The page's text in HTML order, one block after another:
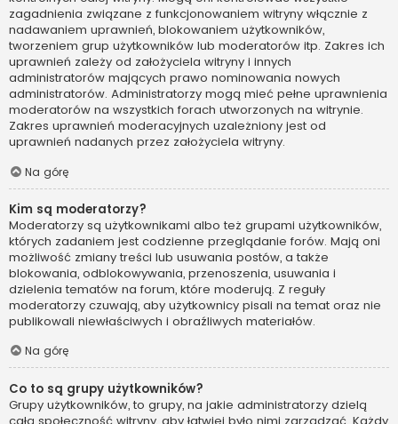
zagadnienia związane z funkcjonowaniem witryny włącznie z
nadawaniem uprawnień, blokowaniem użytkowników,
tworzeniem grup użytkowników lub moderatorów itp. Zakres ich
uprawnień zależy od założyciela witryny i innych
administratorów mających prawo nominowania nowych
administratorów. Administratorzy mogą mieć pełne uprawnienia
moderatorów na wszystkich forach utworzonych na witrynie.
Zakres uprawnień moderacyjnych uzależniony jest od
uprawnień nadanych przez założyciela witryny.
Na górę
Kim są moderatorzy?
Moderatorzy są użytkownikami albo też grupami użytkowników,
których zadaniem jest codzienne przeglądanie forów. Mają oni
możliwość zmiany treści lub usuwania postów, a także
blokowania, odblokowywania, przenoszenia, usuwania i
dzielenia tematów na forum, które moderują. Z reguły
moderatorzy czuwają, aby użytkownicy pisali na temat oraz nie
publikowali niewłaściwych i obraźliwych materiałów.
Na górę
Co to są grupy użytkowników?
Grupy użytkowników, to grupy, na jakie administratorzy dzielą
całą społeczność witryny, aby łatwiej było nimi zarządzać. Każdy